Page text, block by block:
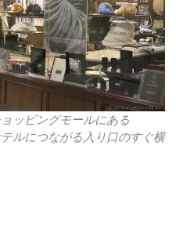
ッピングモールにある
ルにつながる入り口のすぐ横